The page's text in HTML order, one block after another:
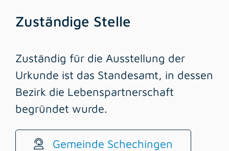
Zuständige Stelle
Zuständig für die Ausstellung der
Urkunde ist das Standesamt, in dessen
Bezirk die Lebenspartnerschaft
begründet wurde.
Gemeinde Schechingen